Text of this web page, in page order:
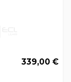
339,00 €